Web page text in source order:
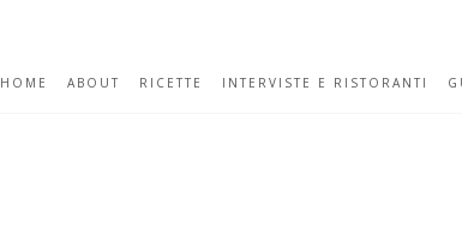
HOME ABOUT RICETTE INTERVISTE E RISTORANTI